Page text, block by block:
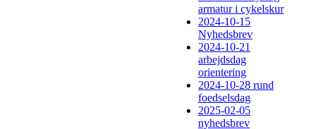
armatur i cykelskur
2024-10-15
Nyhedsbrev
2024-10-21
arbejdsdag
orientering
2024-10-28 rund
foedselsdag
2025-02-05
nyhedsbrev